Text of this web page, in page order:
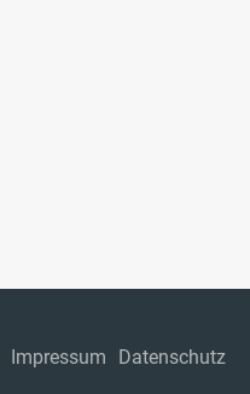
Impressum Datenschutz